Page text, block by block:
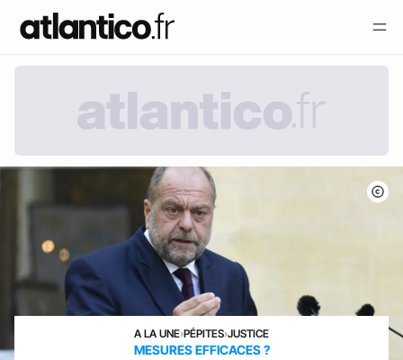
A LA UNE›PÉPITES›JUSTICE
MESURES EFFICACES ?